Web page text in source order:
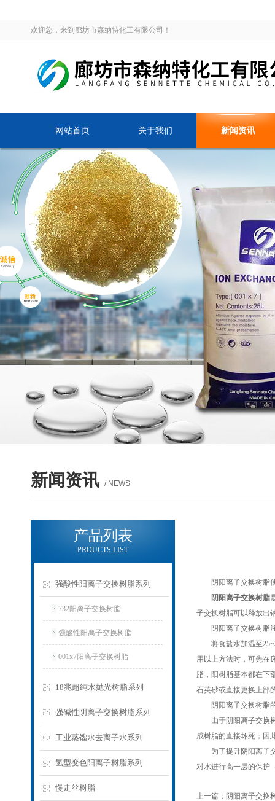
欢迎您，来到廊坊市森纳特化工有限公司！
网站首页 关于我们 新闻资讯
新闻资讯 / NEWS
产品列表
PROUCTS LIST
强酸性阳离子交换树脂系列
732阳离子交换树脂
强酸性阳离子交换树脂
001x7阳离子交换树脂
18兆超纯水抛光树脂系列
强碱性阴离子交换树脂系列
工业蒸馏水去离子水系列
氢型变色阳离子树脂系列
慢走丝树脂
阴阳离子交换树脂
阴阳离子交换树脂
子交换树脂可以释放出
阴阳离子交换树脂
将食盐水加温至
用以上方法时，可先在
脂，阳树脂基本都在下
石英砂或直接更换上部
阴阳离子交换树脂
由于阴阳离子交换树
成树脂的直接坏死；因
为了提升阴阳离子交
对水进行高一层的保护
上一篇： 阴阳离子交换